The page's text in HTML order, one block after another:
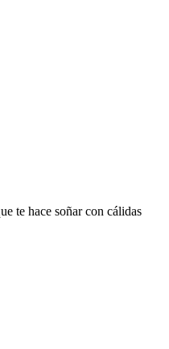
te hace soñar con cálidas